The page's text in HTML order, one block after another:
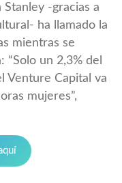
-gracias a
ha llamado la
mientras se
un 2,3% del
Venture Capital va
mujeres”,